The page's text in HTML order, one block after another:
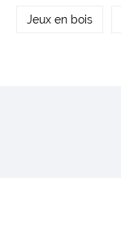
Jeux en bois